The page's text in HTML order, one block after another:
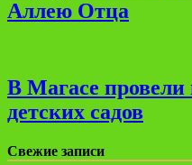
Аллею Отца
В Магасе
детских садов
Свежие записи